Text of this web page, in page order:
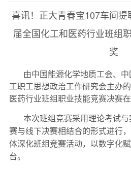
喜讯！正大青春宝107车间提
届全国化工和医药行业班组
奖
由中国能源化学地质工会、
工职工思想政治工作研究会主办
医药行业班组职业技能竞赛决赛
本次班组竞赛采用理论考试
赛与线下决赛相结合的形式进行
体深化班组竞赛活动，以数字化
台。